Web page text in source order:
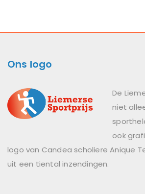
Ons logo
De
niet
ook
logo van Candea scholiere Anique
uit een tiental inzendingen.